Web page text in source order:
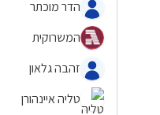
הדר מוכתר
המשרוקית
זהבה גלאון
טליה איינהורן